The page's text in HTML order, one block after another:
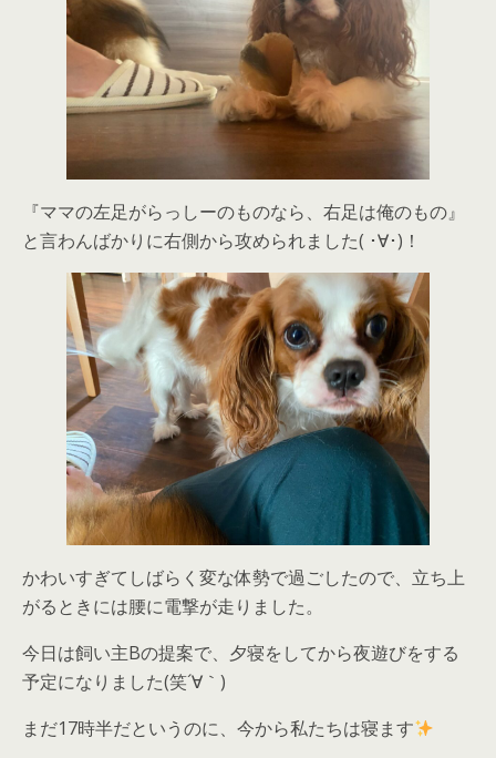
『ママの左足がらっしーのものなら、右足は俺のもの』
と言わんばかりに右側から攻められました( ･∀･)！
かわいすぎてしばらく変な体勢で過ごしたので、立ち上
がるときには腰に電撃が走りました。
今日は飼い主Bの提案で、夕寝をしてから夜遊びをする
予定になりました(笑´∀｀)
まだ17時半だというのに、今から私たちは寝ます